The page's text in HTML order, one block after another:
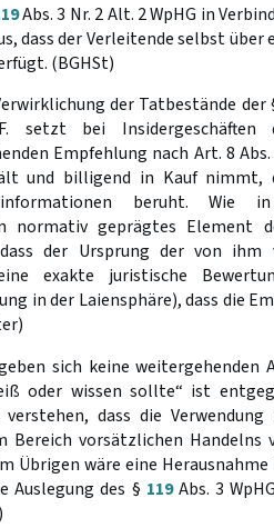
Abs. 3 Nr. 2 Alt. 2 WpHG in
dass der Verleitende selbst
(BGHSt)
der Tatbestände der
setzt bei Insidergeschäften
Empfehlung nach Art. 8 Abs.
und billigend in Kauf nimmt,
beruht. Wie
normativ geprägtes Element
der Ursprung der von ihm
exakte juristische
in der Laiensphäre), dass die
sich keine weitergehenden
oder wissen sollte“ ist
dass die
Bereich vorsätzlichen
Übrigen wäre eine
Auslegung des § 119Abs. 3